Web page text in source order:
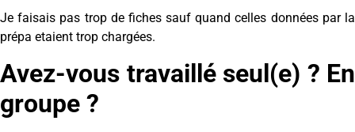
Je faisais pas trop de fiches sauf quand celles données par la
prépa etaient trop chargées.
Avez-vous travaillé seul(e) ? En
groupe ?